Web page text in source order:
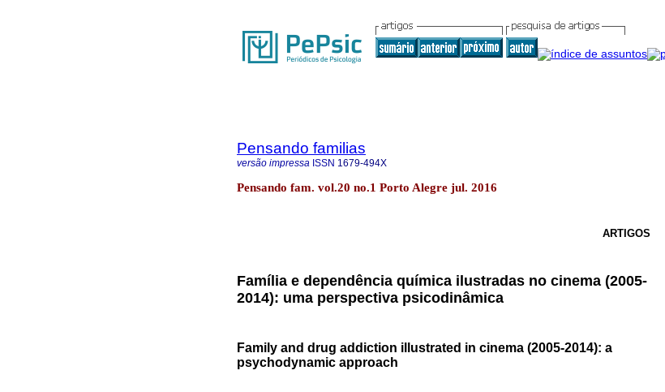
Pensando familias
versão impressa ISSN 1679-494X
Pensando fam. vol.20 no.1 Porto Alegre jul. 2016
ARTIGOS
Família e dependência química ilustradas no cinema (2005-
2014): uma perspectiva psicodinâmica
Family and drug addiction illustrated in cinema (2005-2014): a
psychodynamic approach